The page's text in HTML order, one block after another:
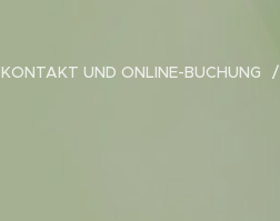
KONTAKT UND ONLINE-BUCHUNG